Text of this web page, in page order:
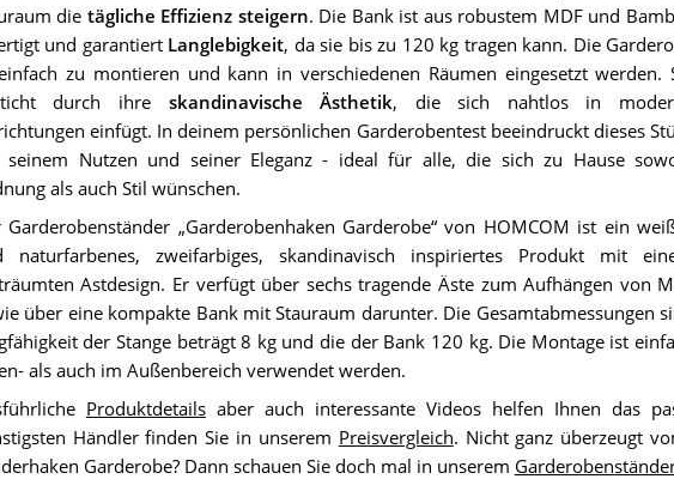
die tägliche Effizienz steigern. Die Bank ist aus robustem MDF und
und garantiert Langlebigkeit, da sie bis zu 120 kg tragen kann. Die
zu montieren und kann in verschiedenen Räumen eingesetzt werden.
durch ihre skandinavische Ästhetik, die sich nahtlos in
einfügt. In deinem persönlichen Garderobentest beeindruckt dieses
seinem Nutzen und seiner Eleganz - ideal für alle, die sich zu Hause
als auch Stil wünschen.
Garderobenständer „Garderobenhaken Garderobe“ von HOMCOM ist ein
naturfarbenes, zweifarbiges, skandinavisch inspiriertes Produkt mit
Astdesign. Er verfügt über sechs tragende Äste zum Aufhängen von
über eine kompakte Bank mit Stauraum darunter. Die Gesamtabmessungen
der Stange beträgt 8 kg und die der Bank 120 kg. Die Montage ist
als auch im Außenbereich verwendet werden.
Produktdetailsaber auch interessante Videos helfen Ihnen das
Händler finden Sie in unserem Preisvergleich. Nicht ganz überzeugt
Garderobe? Dann schauen Sie doch mal in unserem